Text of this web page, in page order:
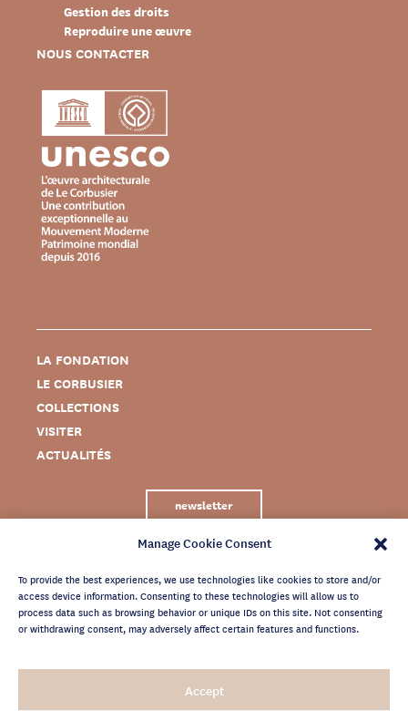
Manage Cookie Consent
To provide the best experiences, we use technologies like cookies to store and/or
access device information. Consenting to these technologies will allow us to
process data such as browsing behavior or unique IDs on this site. Not consenting
or withdrawing consent, may adversely affect certain features and functions.
Accept
Gestion des droits
Reproduire une œuvre
NOUS CONTACTER
LA FONDATION
LE CORBUSIER
COLLECTIONS
VISITER
ACTUALITÉS
newsletter
MENTIONS LÉGALES
CRÉDITS